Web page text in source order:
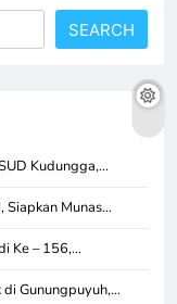
SEARCH
Kudungga,…
Siapkan Munas…
Ke – 156,…
Gunungpuyuh,…